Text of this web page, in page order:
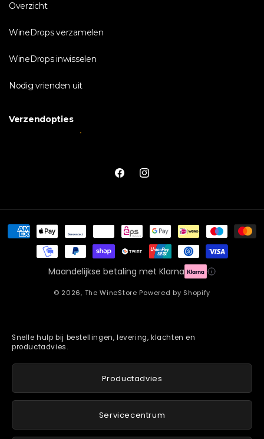
Overzicht
WineDrops verzamelen
WineDrops inwisselen
Nodig vrienden uit
Verzendopties
FacebookInstagram
Betaalmethoden
Maandelijkse betaling met Klarna
© 2026, The WineStore Powered by Shopify
Snelle hulp bij bestellingen, levering, klachten en
productadvies.
Productadvies
Servicecentrum